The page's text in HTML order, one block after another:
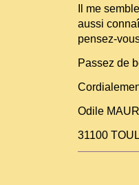
Il me
aussi
pensez-
Passez de
Odile
31100